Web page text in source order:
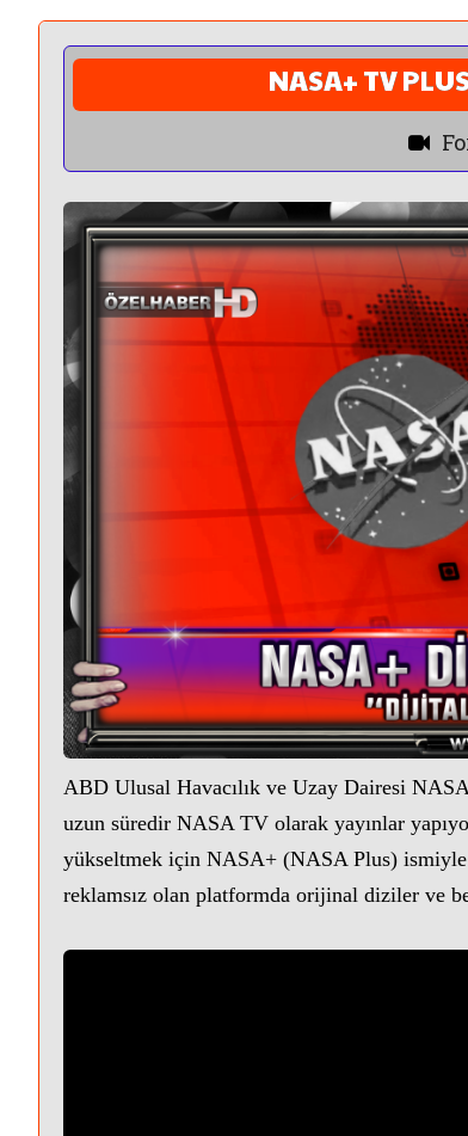
NASA+ TV
ABD Ulusal Havacılık ve Uzay Dairesi
uzun süredir NASA TV olarak yayınlar
yükseltmek için NASA+ (NASA Plus)
reklamsız olan platformda orijinal diziler ve
"Ben Senin Bildiğin
Kanallardan Değilim"